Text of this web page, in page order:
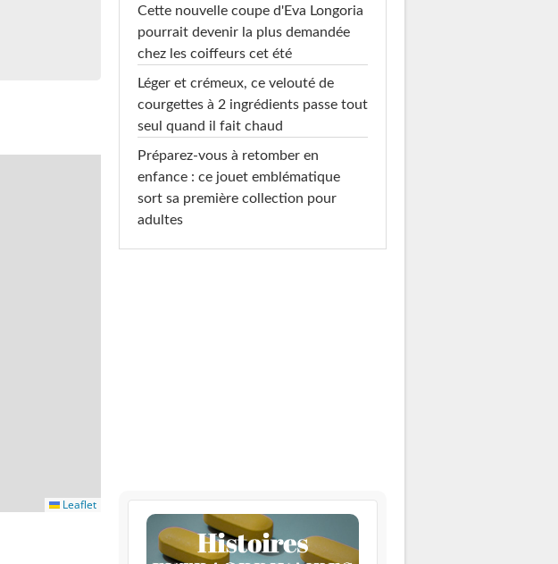
Leaflet
Cette nouvelle coupe d'Eva Longoria
pourrait devenir la plus demandée
chez les coiffeurs cet été
Léger et crémeux, ce velouté de
courgettes à 2 ingrédients passe tout
seul quand il fait chaud
Préparez-vous à retomber en
enfance : ce jouet emblématique
sort sa première collection pour
adultes